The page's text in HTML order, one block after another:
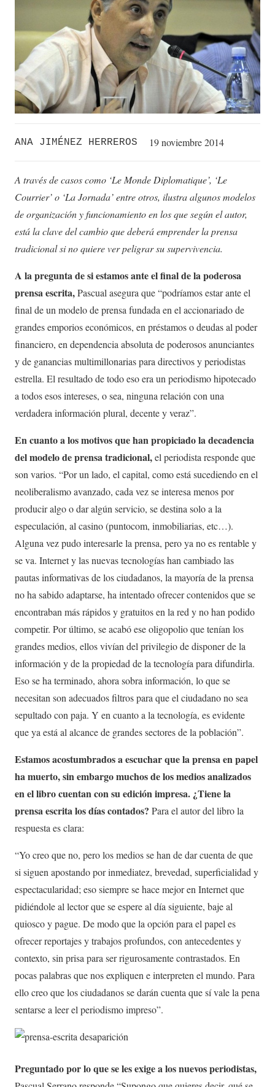
ANA JIMÉNEZ HERREROS 19 noviembre 2014
A través de casos como ‘Le Monde Diplomatique’, ‘Le
Courrier’ o ‘La Jornada’ entre otros, ilustra algunos modelos
de organización y funcionamiento en los que según el autor,
está la clave del cambio que deberá emprender la prensa
tradicional si no quiere ver peligrar su supervivencia.
A la pregunta de si estamos ante el final de la poderosa
prensa escrita,Pascual asegura que “podríamos estar ante el
final de un modelo de prensa fundada en el accionariado de
grandes emporios económicos, en préstamos o deudas al poder
financiero, en dependencia absoluta de poderosos anunciantes
y de ganancias multimillonarias para directivos y periodistas
estrella. El resultado de todo eso era un periodismo hipotecado
a todos esos intereses, o sea, ninguna relación con una
verdadera información plural, decente y veraz”.
En cuanto a los motivos que han propiciado la decadencia
del modelo de prensa tradicional,el periodista responde que
son varios. “Por un lado, el capital, como está sucediendo en el
neoliberalismo avanzado, cada vez se interesa menos por
producir algo o dar algún servicio, se destina solo a la
especulación, al casino (puntocom, inmobiliarias, etc…).
Alguna vez pudo interesarle la prensa, pero ya no es rentable y
se va. Internet y las nuevas tecnologías han cambiado las
pautas informativas de los ciudadanos, la mayoría de la prensa
no ha sabido adaptarse, ha intentado ofrecer contenidos que se
encontraban más rápidos y gratuitos en la red y no han podido
competir. Por último, se acabó ese oligopolio que tenían los
grandes medios, ellos vivían del privilegio de disponer de la
información y de la propiedad de la tecnología para difundirla.
Eso se ha terminado, ahora sobra información, lo que se
necesitan son adecuados filtros para que el ciudadano no sea
sepultado con paja. Y en cuanto a la tecnología, es evidente
que ya está al alcance de grandes sectores de la población”.
Estamos acostumbrados a escuchar que la prensa en papel
ha muerto, sin embargo muchos de los medios analizados
en el libro cuentan con su edición impresa. ¿Tiene la
prensa escrita los días contados? Para el autor del libro la
respuesta es clara:
“Yo creo que no, pero los medios se han de dar cuenta de que
si siguen apostando por inmediatez, brevedad, superficialidad y
espectacularidad; eso siempre se hace mejor en Internet que
pidiéndole al lector que se espere al día siguiente, baje al
quiosco y pague. De modo que la opción para el papel es
ofrecer reportajes y trabajos profundos, con antecedentes y
contexto, sin prisa para ser rigurosamente contrastados. En
pocas palabras que nos expliquen e interpreten el mundo. Para
ello creo que los ciudadanos se darán cuenta que sí vale la pena
sentarse a leer el periodismo impreso”.
Preguntado por lo que se les exige a los nuevos periodistas,